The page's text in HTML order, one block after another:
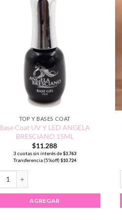
TOP Y BASES COAT
Base Coat UV Y LED ANGELA
BRESCIANO 15ML
$11.288
3 cuotas sin interés de$3.763
Transferencia (5%off)$10.724
AGREGAR